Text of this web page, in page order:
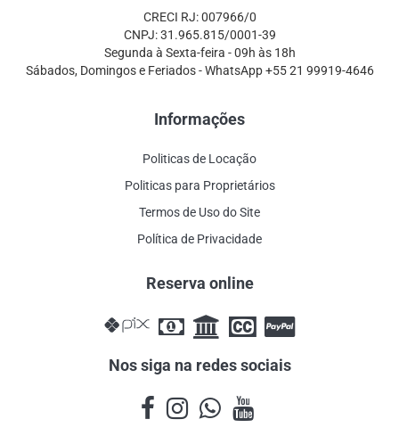
CRECI RJ: 007966/0
CNPJ: 31.965.815/0001-39
Segunda à Sexta-feira - 09h às 18h
Sábados, Domingos e Feriados - WhatsApp +55 21 99919-4646
Informações
Politicas de Locação
Politicas para Proprietários
Termos de Uso do Site
Política de Privacidade
Reserva online
Nos siga na redes sociais